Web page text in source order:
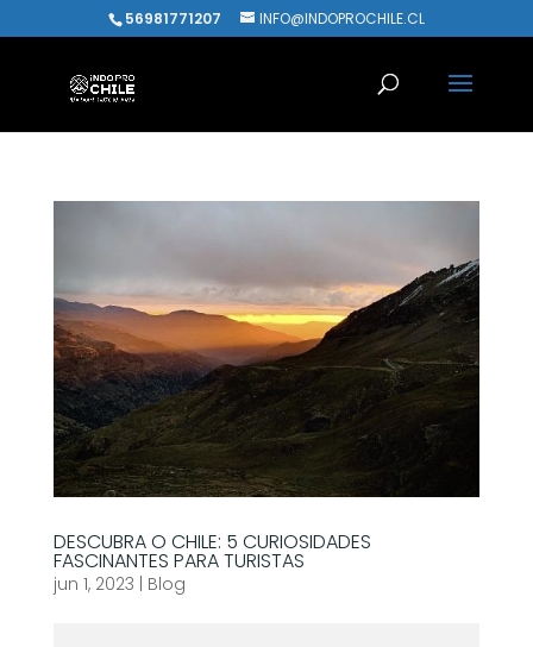
56981771207 INFO@INDOPROCHILE.CL
DESCUBRA O CHILE: 5 CURIOSIDADES
FASCINANTES PARA TURISTAS
jun 1, 2023 Blog